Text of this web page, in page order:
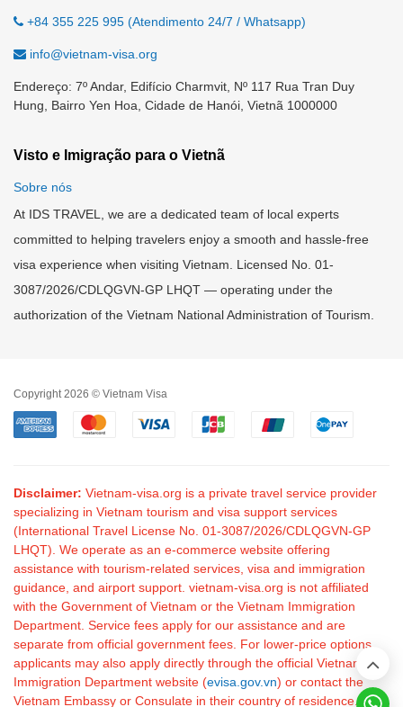
+84 355 225 995 (Atendimento 24/7 / Whatsapp)
info@vietnam-visa.org
Endereço: 7º Andar, Edifício Charmvit, Nº 117 Rua Tran Duy
Hung, Bairro Yen Hoa, Cidade de Hanói, Vietnã 1000000
Visto e Imigração para o Vietnã
Sobre nós
At IDS TRAVEL, we are a dedicated team of local experts
committed to helping travelers enjoy a smooth and hassle-free
visa experience when visiting Vietnam. Licensed No. 01-
3087/2026/CDLQGVN-GP LHQT — operating under the
authorization of the Vietnam National Administration of Tourism.
Copyright 2026 © Vietnam Visa
Disclaimer: Vietnam-visa.org is a private travel service provider
specializing in Vietnam tourism and visa support services
(International Travel License No. 01-3087/2026/CDLQGVN-GP
LHQT). We operate as an e-commerce website offering
assistance with tourism-related services, visa and immigration
guidance, and airport support. vietnam-visa.org is not affiliated
with the Government of Vietnam or the Vietnam Immigration
Department. Service fees apply for our assistance and are
separate from official government fees. For lower-price options,
applicants may also apply directly through the official Vietnam
Immigration Department website (evisa.gov.vn) or contact the
Vietnam Embassy or Consulate in their country of residence.